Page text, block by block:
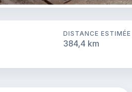
DISTANCE ESTIMÉE
384,4 km